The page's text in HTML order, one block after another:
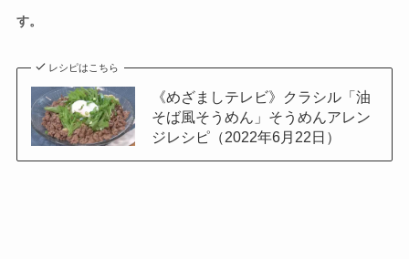
す。
レシピはこちら
《めざましテレビ》クラシル「油
そば風そうめん」そうめんアレン
ジレシピ（2022年6月22日）